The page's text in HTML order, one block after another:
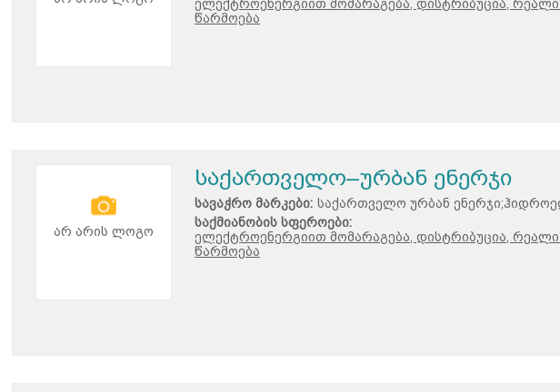
ელექტროენერგიით მომარაგება, დისტრიბუცია,
წარმოება
არ არის ლოგო
საქართველო–ურბან ენერჯი
სავაჭრო მარკები: საქართველო ურბან
საქმიანობის სფეროები:
ელექტროენერგიით მომარაგება, დისტრიბუცია,
წარმოება